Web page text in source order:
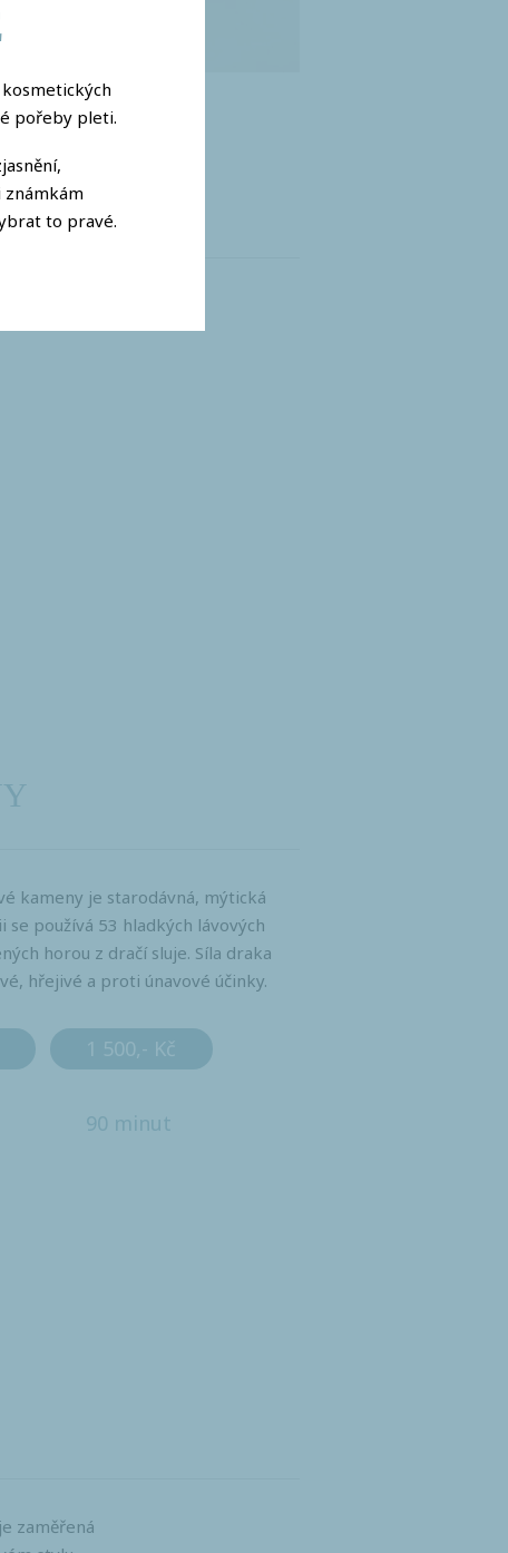
čistit
kameny je starodávná, mýtická
se používá 53 hladkých lávových
horou z dračí sluje. Síla draka
hřejivé a proti únavové účinky.
1 500,- Kč
90 minut
zaměřená
pořeby pleti.
to pravé.